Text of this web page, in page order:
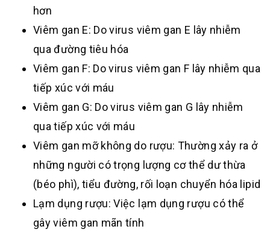
hơn
Viêm gan E: Do virus viêm gan E lây nhiễm
qua đường tiêu hóa
Viêm gan F: Do virus viêm gan F lây nhiễm qua
tiếp xúc với máu
Viêm gan G: Do virus viêm gan G lây nhiễm
qua tiếp xúc với máu
Viêm gan mỡ không do rượu: Thường xảy ra ở
những người có trọng lượng cơ thể dư thừa
(béo phì), tiểu đường, rối loạn chuyển hóa lipid
Lạm dụng rượu: Việc lạm dụng rượu có thể
gây viêm gan mãn tính